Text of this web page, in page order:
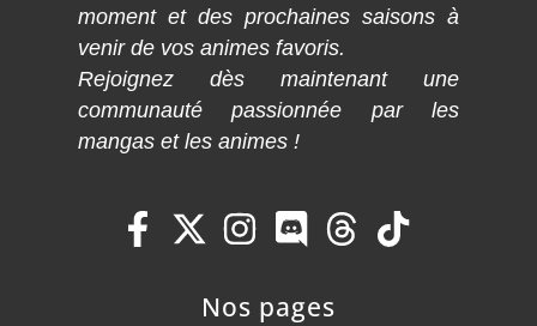
moment et des prochaines saisons à
venir de vos animes favoris.
Rejoignez dès maintenant une
communauté passionnée par les
mangas et les animes !
Nos pages